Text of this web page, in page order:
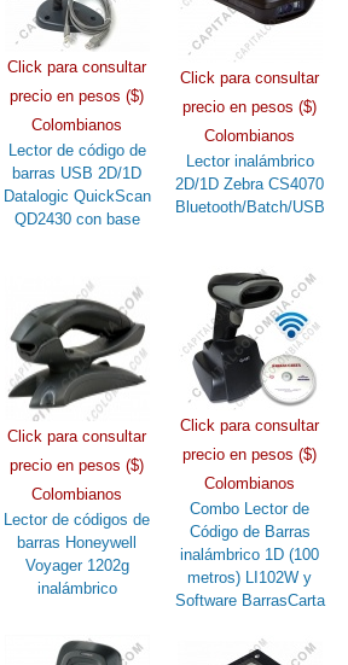
Click para consultar
precio en pesos ($)
Colombianos
Lector de código de
barras USB 2D/1D
Datalogic QuickScan
QD2430 con base
Click para consultar
precio en pesos ($)
Colombianos
Lector inalámbrico
2D/1D Zebra CS4070
Bluetooth/Batch/USB
Click para consultar
precio en pesos ($)
Colombianos
Lector de códigos de
barras Honeywell
Voyager 1202g
inalámbrico
Click para consultar
precio en pesos ($)
Colombianos
Combo Lector de
Código de Barras
inalámbrico 1D (100
metros) LI102W y
Software BarrasCarta